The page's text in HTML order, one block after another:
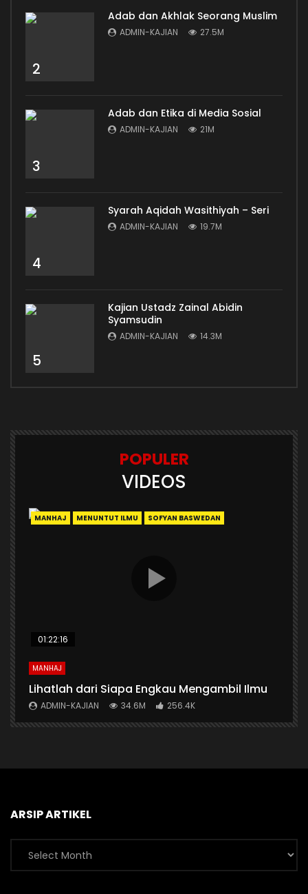
2
Adab dan Akhlak Seorang Muslim
ADMIN-KAJIAN 27.5M
3
Adab dan Etika di Media Sosial
ADMIN-KAJIAN 21M
4
Syarah Aqidah Wasithiyah – Seri
ADMIN-KAJIAN 19.7M
5
Kajian Ustadz Zainal Abidin
Syamsudin
ADMIN-KAJIAN 14.3M
POPULER
VIDEOS
MANHAJ MENUNTUT ILMU SOFYAN BASWEDAN
01:22:16
MANHAJ
Lihatlah dari Siapa Engkau Mengambil Ilmu
ADMIN-KAJIAN 34.6M 256.4K
ARSIP ARTIKEL
Arsip
Artikel